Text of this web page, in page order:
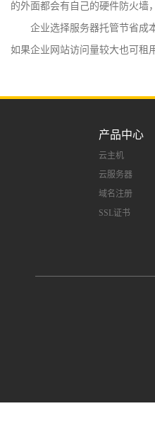
的外面都会有自己的硬件防火墙
企业选择服务器托管节省成
如果企业网站访问量较大也可租
产品中心
云主机
云服务器
域名注册
SSL证书